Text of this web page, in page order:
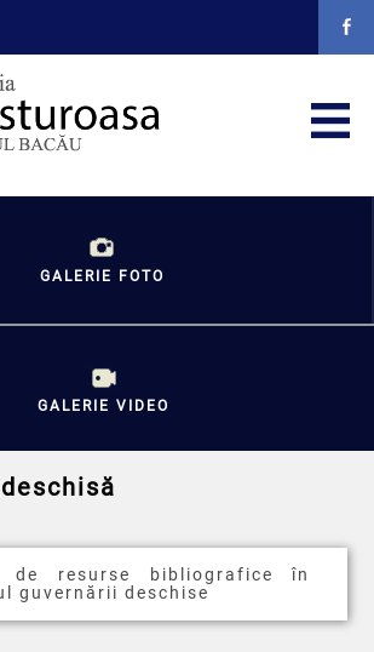
GALERIE FOTO
GALERIE VIDEO
de resurse bibliografice în
guvernării deschise